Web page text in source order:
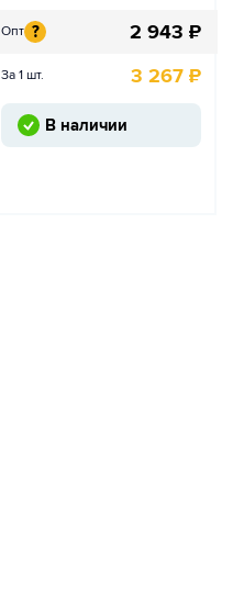
Опт ? 2 943 ₽
За 1 шт. 3 267 ₽
В наличии